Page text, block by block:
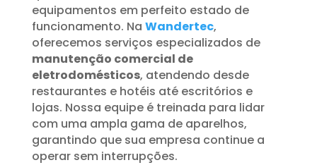
equipamentos em perfeito estado de
funcionamento. Na Wandertec,
oferecemos serviços especializados de
manutenção comercial de
eletrodomésticos, atendendo desde
restaurantes e hotéis até escritórios e
lojas. Nossa equipe é treinada para lidar
com uma ampla gama de aparelhos,
garantindo que sua empresa continue a
operar sem interrupções.